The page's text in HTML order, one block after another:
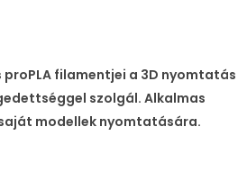
proPLA filamentjei a 3D nyomtatás
szolgál. Alkalmas
modellek nyomtatására.